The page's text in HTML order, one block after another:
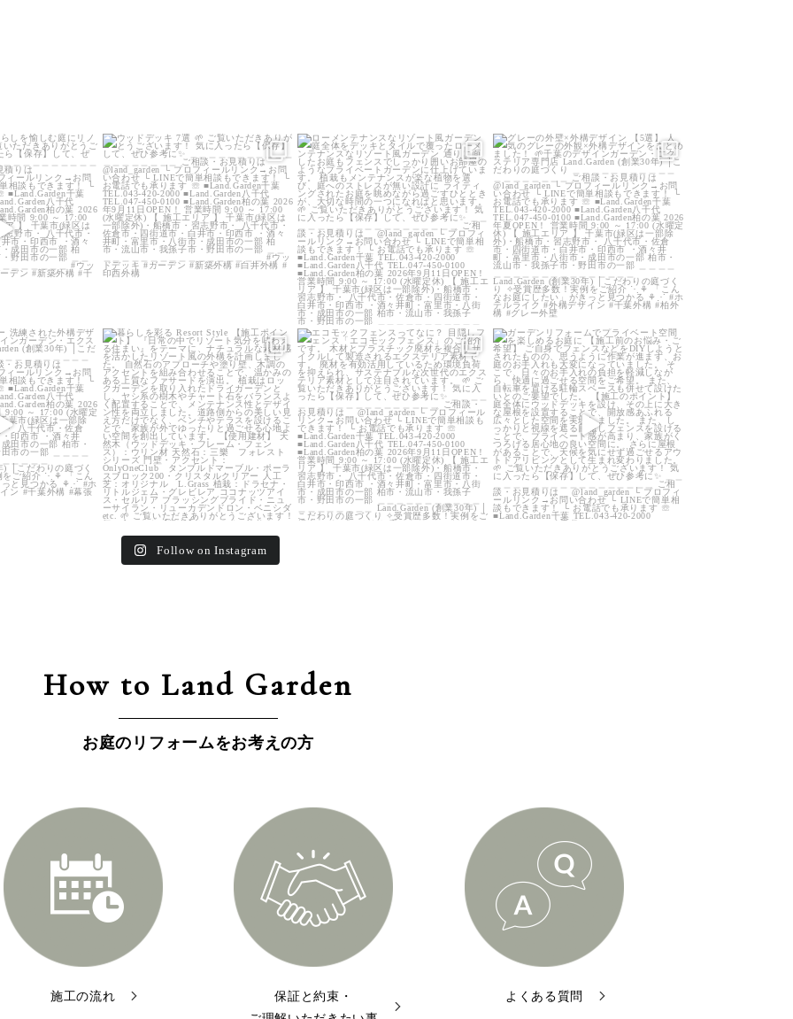
0
land_garden
21 0
land_garden
20 0
land_garden
23 0
0
land_garden
25 0
land_garden
16 0
land_garden
32 0
Follow on Instagram
How to Land Garden
お庭のリフォームをお考えの方
施工の流れ
保証と約束・
よくある質問